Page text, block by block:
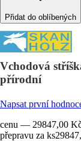
Vchodová
přírodní
Napsat první
cenu — 29847,00
přepravu za ks